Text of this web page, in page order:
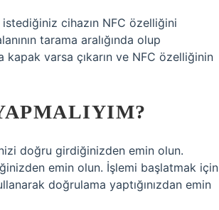
cihazın NFC özelliğini
tarama aralığında olup
kapak varsa çıkarın ve NFC özelliğinin
doğru girdiğinizden emin olun.
emin olun. İşlemi başlatmak için
doğrulama yaptığınızdan emin